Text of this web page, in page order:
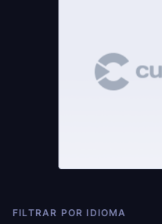
FILTRAR POR IDIOMA